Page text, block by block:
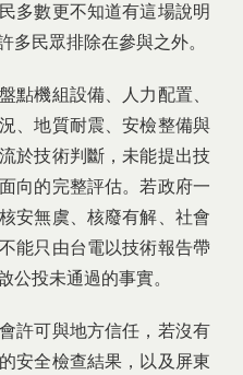
多數更不知道有這場說明
多民眾排除在參與之外。
點機組設備、人力配置、
、地質耐震、安檢整備與
於技術判斷，未能提出技
向的完整評估。若政府一
安無虞、核廢有解、社會
能只由台電以技術報告帶
公投未通過的事實。
許可與地方信任，若沒有
安全檢查結果，以及屏東